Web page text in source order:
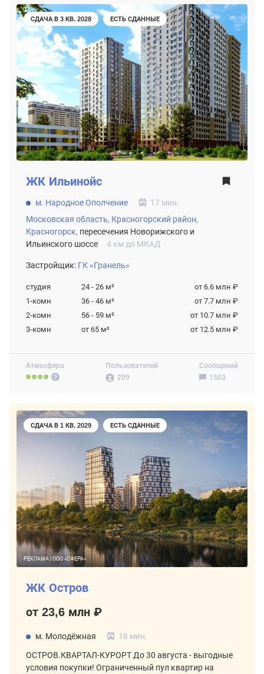
СДАЧА В 3 КВ. 2028 ЕСТЬ СДАННЫЕ
Атмосфера
Пользователей
209
Сообщений
1503
ЖК Ильинойс
м. Народное Ополчение
17 мин.
Московская область, Красногорский район,
Красногорск, пересечения Новорижского и
Ильинского шоссе
4 км до МКАД
Застройщик: ГК «Гранель»
студия 24 - 26 м²
от 6.6 млн ₽
1-комн
36 - 46 м²
от 7.7 млн ₽
2-комн
56 - 59 м²
от 10.7 млн ₽
3-комн
от 65 м² от 12.5 млн ₽
СДАЧА В 1 КВ. 2029 ЕСТЬ СДАННЫЕ
РЕКЛАМА | ООО «СФЕРА»
ЖК Остров
от 23,6 млн ₽
м. Молодёжная 18 мин.
ОСТРОВ.КВАРТАЛ-КУРОРТ До 30 августа - выгодные
условия покупки! Ограниченный пул квартир на